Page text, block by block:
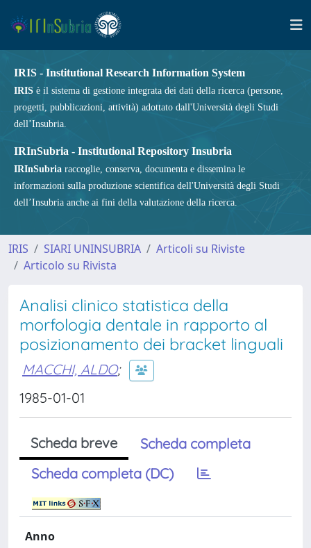
IRIS - Institutional Research Information System
IRIS è il sistema di gestione integrata dei dati della ricerca (persone,
progetti, pubblicazioni, attività) adottato dall'Università degli Studi
dell’Insubria.
IRInSubria - Institutional Repository Insubria
IRInSubria raccoglie, conserva, documenta e dissemina le
informazioni sulla produzione scientifica dell'Università degli Studi
dell’Insubria anche ai fini della valutazione della ricerca.
IRIS SIARI UNINSUBRIA
Articoli su Riviste
Articolo su Rivista
Analisi clinico statistica della
morfologia dentale in rapporto al
posizionamento dei bracket linguali
MACCHI, ALDO;
1985-01-01
Scheda breve
Scheda completa
Scheda completa (DC)
Anno